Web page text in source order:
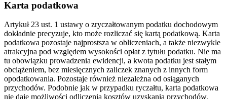
Karta podatkowa
Artykuł 23 ust. 1 ustawy o zryczałtowanym podatku dochodowym
dokładnie precyzuje, kto może rozliczać się kartą podatkową. Karta
podatkowa pozostaje najprostsza w obliczeniach, a także niezwykle
atrakcyjna pod względem wysokości opłat z tytułu podatku. Nie ma
tu obowiązku prowadzenia ewidencji, a kwota podatku jest stałym
obciążeniem, bez miesięcznych zaliczek znanych z innych form
opodatkowania. Pozostaje również niezależna od osiąganych
przychodów. Podobnie jak w przypadku ryczałtu, karta podatkowa
nie daje możliwości odliczenia kosztów uzyskania przychodów.